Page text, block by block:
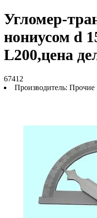
Угломер-
нониусом d
L200,цена
67412
Производитель: Прочие